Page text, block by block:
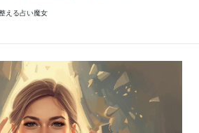
える占い魔女